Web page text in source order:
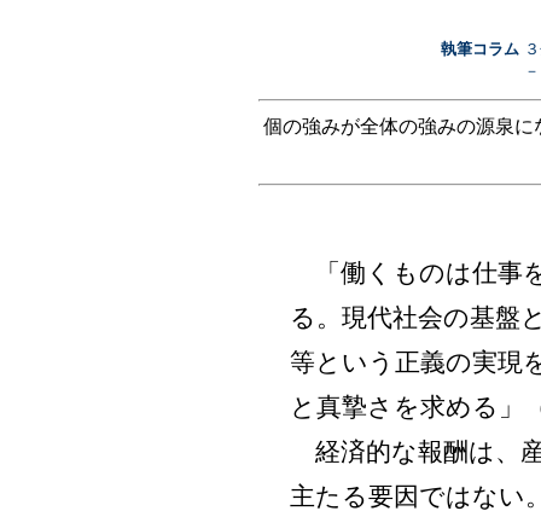
執筆コラム
個の強みが全体の強みの源泉に
「働くものは仕事
る。現代社会の基盤
等という正義の実現
と真摯さを求める」
経済的な報酬は、
主たる要因ではない